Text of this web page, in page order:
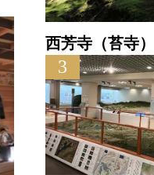
西芳寺（苔寺）
3